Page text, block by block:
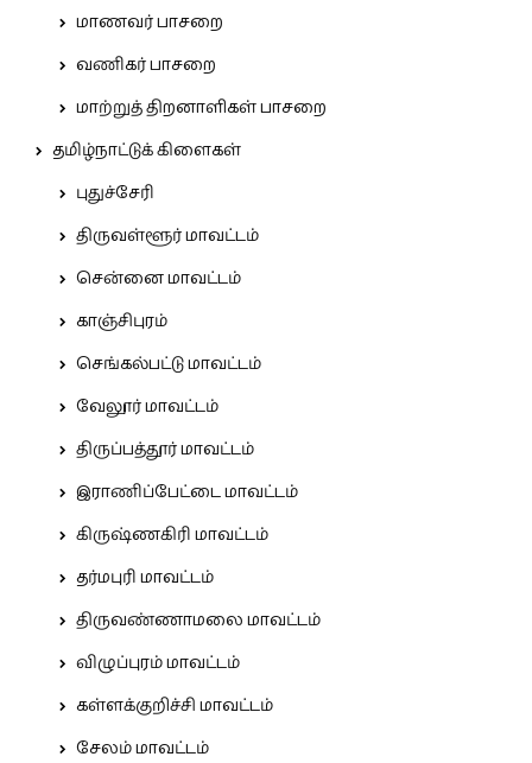
மாணவர் பாசறை
வணிகர் பாசறை
மாற்றுத் திறனாளிகள் பாசறை
தமிழ்நாட்டுக் கிளைகள்
புதுச்சேரி
திருவள்ளூர் மாவட்டம்
சென்னை மாவட்டம்
காஞ்சிபுரம்
செங்கல்பட்டு மாவட்டம்
வேலூர் மாவட்டம்
திருப்பத்தூர் மாவட்டம்
இராணிப்பேட்டை மாவட்டம்
கிருஷ்ணகிரி மாவட்டம்
தர்மபுரி மாவட்டம்
திருவண்ணாமலை மாவட்டம்
விழுப்புரம் மாவட்டம்
கள்ளக்குறிச்சி மாவட்டம்
சேலம் மாவட்டம்